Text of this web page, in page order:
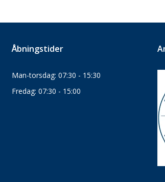
Åbningstider
Man-torsdag: 07:30 - 15:30
Fredag: 07:30 - 15:00